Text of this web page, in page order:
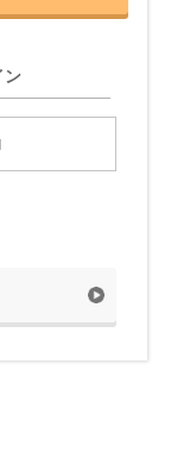
ン